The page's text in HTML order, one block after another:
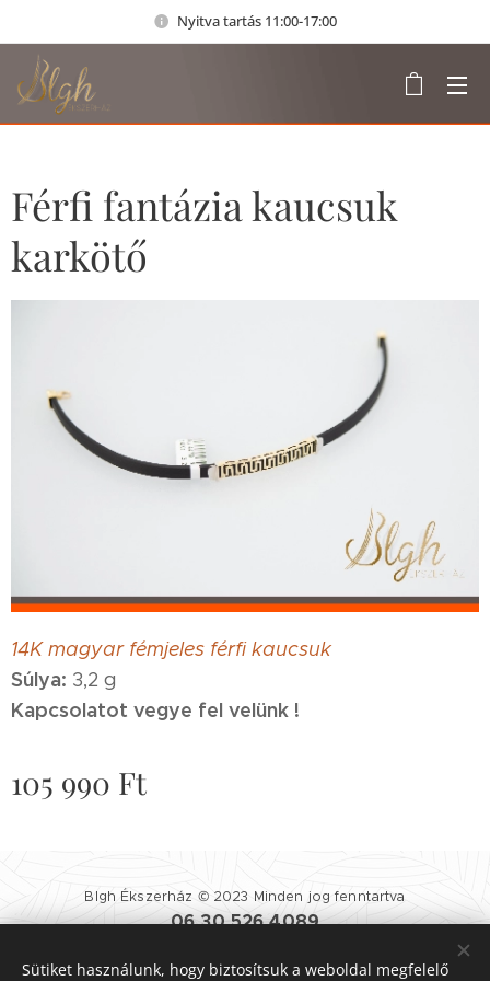
Nyitva tartás 11:00-17:00
Férfi fantázia kaucsuk
karkötő
14K magyar fémjeles férfi kaucsuk
Súlya: 3,2 g
Kapcsolatot vegye fel velünk !
105 990 Ft
Blgh Ékszerház © 2023 Minden jog fenntartva
06 30 526 4089
Sütiket használunk, hogy biztosítsuk a weboldal megfelelő